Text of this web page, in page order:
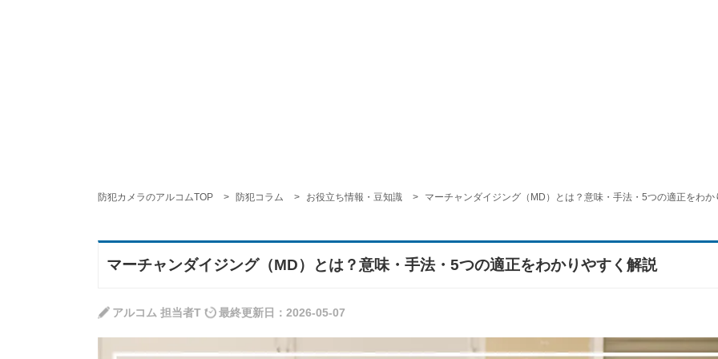
防犯カメラのアルコムTOP 防犯コラム お役立ち情報・豆知識 マーチャンダイジング（MD）とは？意味・手法・5つの適正をわか
マーチャンダイジング（MD）とは？意味・手法・5つの適正をわかりやすく解説
アルコム 担当者T 最終更新日：2026-05-07